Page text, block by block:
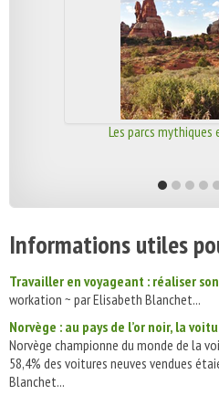
Les parcs mythiques
Informations utiles
Travailler en voyageant : réaliser
workation ~ par Elisabeth Blanchet...
Norvège : au pays de l’or noir, la
Norvège championne du monde de la
58,4% des voitures neuves vendues
Blanchet...